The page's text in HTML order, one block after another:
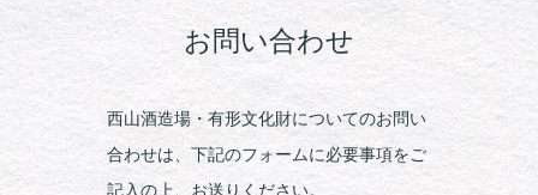
お問い合わせ
西山酒造場・有形文化財についてのお問い
合わせは、下記のフォームに必要事項をご
記入の上、お送りください。